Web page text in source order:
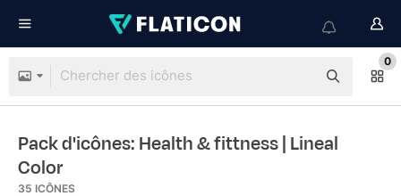
0
Pack d'icônes: Health & fittness| Lineal
Color
35 ICÔNES